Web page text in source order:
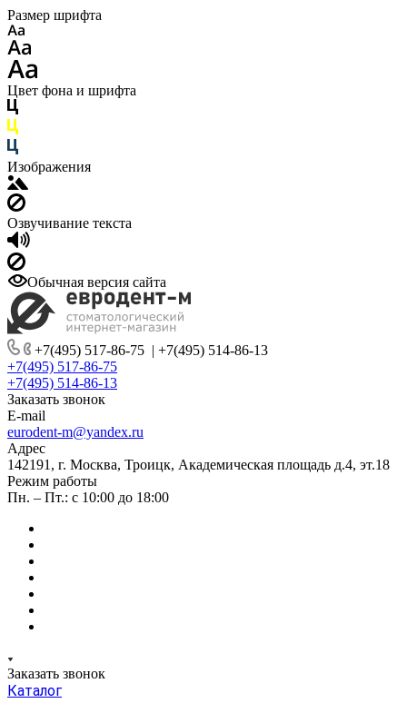
Размер шрифта
Цвет фона и шрифта
Изображения
Озвучивание текста
Обычная версия сайта
+7(495) 517-86-75 | +7(495) 514-86-13
+7(495) 517-86-75
+7(495) 514-86-13
Заказать звонок
E-mail
eurodent-m@yandex.ru
Адрес
142191, г. Москва, Троицк, Академическая площадь д.4, эт.18
Режим работы
Пн. – Пт.: с 10:00 до 18:00
Заказать звонок
Каталог